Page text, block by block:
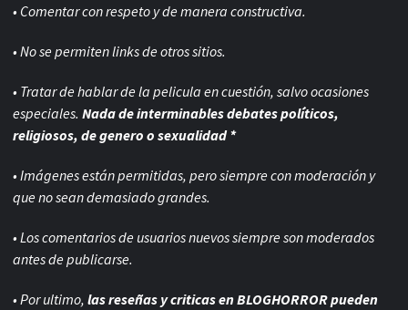
• Comentar con respeto y de manera constructiva.
• No se permiten links de otros sitios.
• Tratar de hablar de la pelicula en cuestión, salvo ocasiones
especiales. Nada de interminables debates políticos,
religiosos, de genero o sexualidad *
• Imágenes están permitidas, pero siempre conmoderación y
que no sean demasiado grandes.
• Los comentarios de usuarios nuevos siempre son moderados
antes de publicarse.
• Por ultimo, las reseñas y criticas en BLOGHORROR pueden